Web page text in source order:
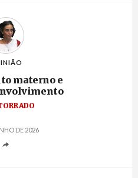
materno e
DE 2026